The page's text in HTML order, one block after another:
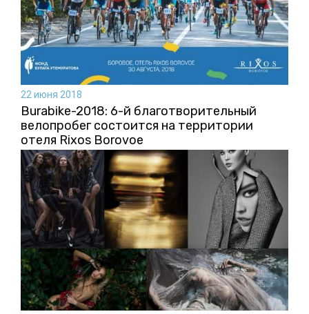
22 июня 2018
Burabike-2018: 6-й благотворительный
велопробег состоится на территории
отеля Rixos Borovoe